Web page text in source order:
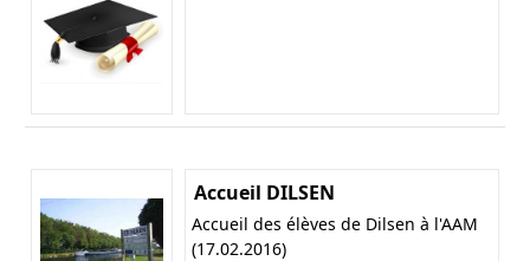
Accueil DILSEN
Accueil des élèves de Dilsen à l'AAM
(17.02.2016)